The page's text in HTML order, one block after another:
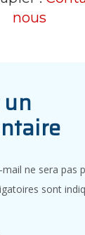
nous
un
ne sera pas
sont